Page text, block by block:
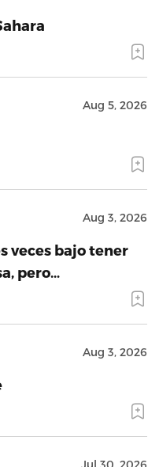
Aug 5, 2026
Aug 3, 2026
veces bajo tener
pero…
Aug 3, 2026
Jul 30, 2026